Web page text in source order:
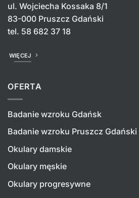
ul. Wojciecha Kossaka 8/1
83-000 Pruszcz Gdański
tel. 58 682 37 18
WIĘCEJ
OFERTA
Badanie wzroku Gdańsk
Badanie wzroku Pruszcz Gdański
Okulary damskie
Okulary męskie
Okulary progresywne